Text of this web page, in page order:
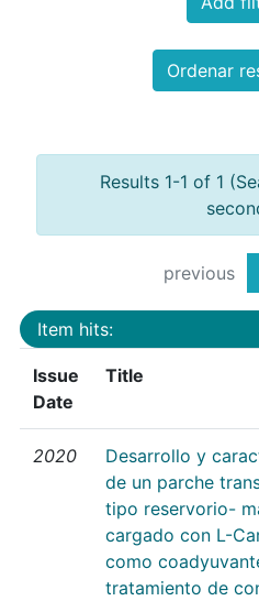
Ordenar
Results 1-1 of 1
previous
Item hits:
Issue
Date
Title
2020
Desarrollo y
de un parche
tipo reservorio-
cargado con L-
como
tratamiento de